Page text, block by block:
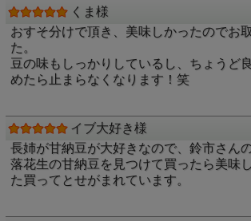
豆そのもののコクと香ばしさがしっかり
どにうまみが広がる甘納豆です。
※ 甘納豆の注意事項。
甘納豆は常温保管での賞味期限が季節
～4月の涼しい時期は常温で30日間の
ます。
くま様
おすそ分けで頂き、美味しかったのでお
た。
豆の味もしっかりしているし、ちょうど
めたら止まらなくなります！笑
イブ大好き様
長姉が甘納豆が大好きなので、鈴市さん
落花生の甘納豆を見つけて買ったら美味
た買ってとせがまれています。